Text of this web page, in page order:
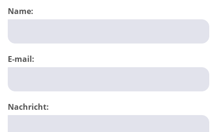
Name:
E-mail:
Nachricht: